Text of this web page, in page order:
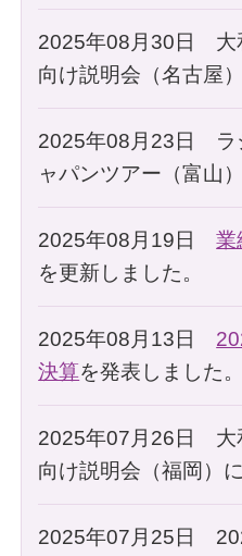
2025年08月30日
向け説明会（名古屋
2025年08月23日
ャパンツアー（富山
2025年08月19日業
を更新しました。
2025年08月13日
決算を発表しました。
2025年07月26日
向け説明会（福岡）
2025年07月25日